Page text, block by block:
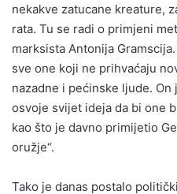
nekakve zatucane kreature,
rata. Tu se radi o primjeni
marksista Antonija
sve one koji ne prihvaćaju
nazadne i pećinske ljude.
osvoje svijet ideja da bi one
kao što je davno primijetio
oružje“.
Tako je danas postalo